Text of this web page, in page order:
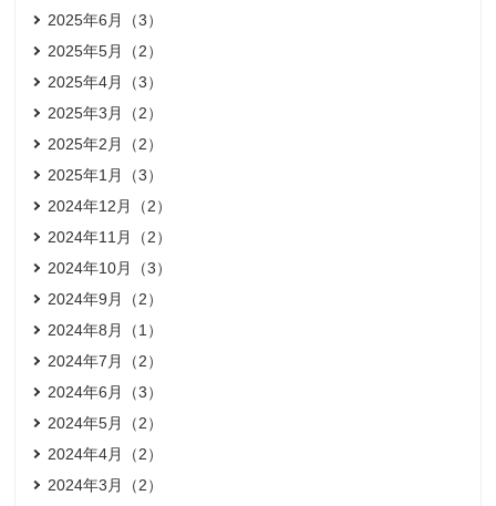
2025年6月（3）
2025年5月（2）
2025年4月（3）
2025年3月（2）
2025年2月（2）
2025年1月（3）
2024年12月（2）
2024年11月（2）
2024年10月（3）
2024年9月（2）
2024年8月（1）
2024年7月（2）
2024年6月（3）
2024年5月（2）
2024年4月（2）
2024年3月（2）